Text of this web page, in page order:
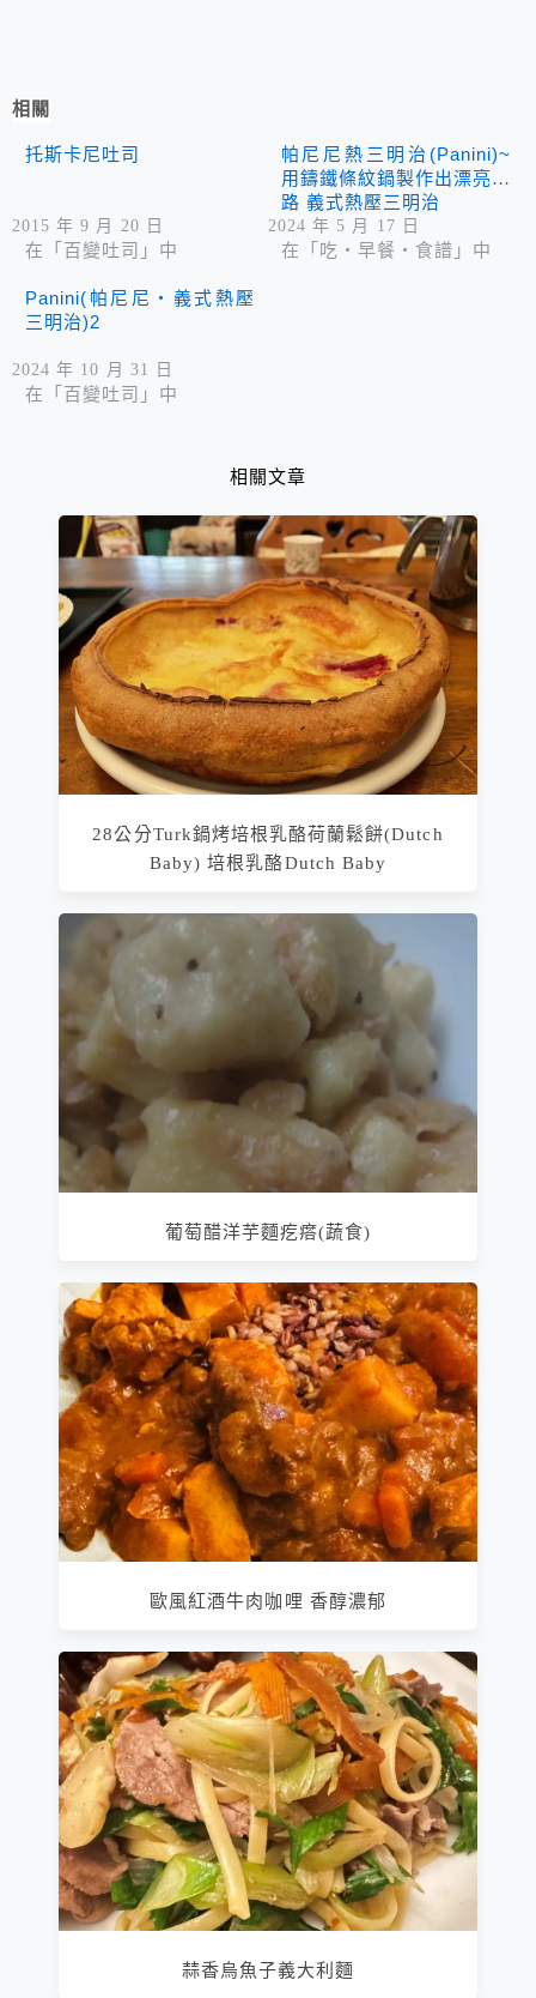
相關
托斯卡尼吐司
2015 年 9 月 20 日
在「百變吐司」中
帕尼尼熱三明治(Panini)~
用鑄鐵條紋鍋製作出漂亮紋
路 義式熱壓三明治
2024 年 5 月 17 日
在「吃‧早餐‧食譜」中
Panini(帕尼尼‧義式熱壓
三明治)2
2024 年 10 月 31 日
在「百變吐司」中
相關文章
28公分Turk鍋烤培根乳酪荷蘭鬆餅(Dutch
Baby) 培根乳酪Dutch Baby
葡萄醋洋芋麵疙瘩(蔬食)
歐風紅酒牛肉咖哩 香醇濃郁
蒜香烏魚子義大利麵